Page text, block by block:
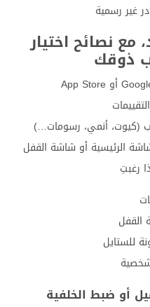
مع نصائح اختيار
ذوقك
(كيوت، أنمي، رسومات…)
الرئيسية أو شاشة القفل
رغبتِ
القفل
للستايل
أو ضبط الخلفية